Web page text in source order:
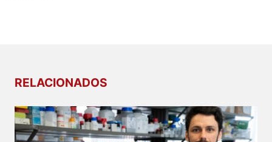
RELACIONADOS